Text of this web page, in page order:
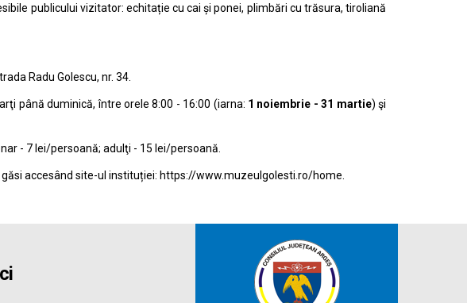
publicului vizitator: echitație cu cai și ponei, plimbări cu trăsura, tiroliană
Radu Golescu, nr. 34.
până duminică, între orele 8:00 - 16:00 (iarna: 1 noiembrie - 31 martie) şi
- 7 lei/persoană; adulţi - 15 lei/persoană.
accesând site-ul instituției: https://www.muzeulgolesti.ro/home